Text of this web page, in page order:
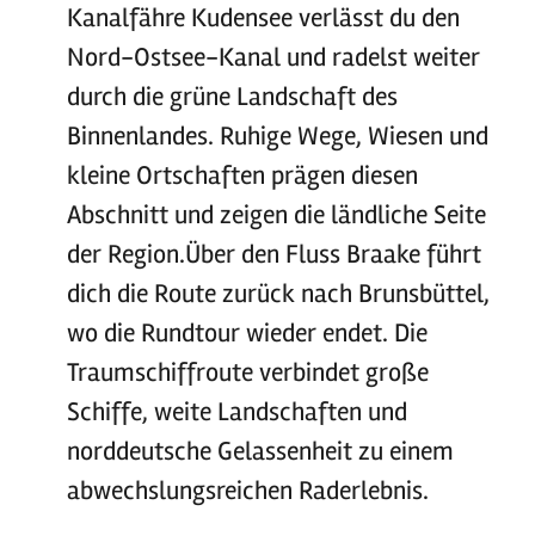
Kanalfähre Kudensee verlässt du den
Nord-Ostsee-Kanal und radelst weiter
durch die grüne Landschaft des
Binnenlandes. Ruhige Wege, Wiesen und
kleine Ortschaften prägen diesen
Abschnitt und zeigen die ländliche Seite
der Region.Über den Fluss Braake führt
dich die Route zurück nach Brunsbüttel,
wo die Rundtour wieder endet. Die
Traumschiffroute verbindet große
Schiffe, weite Landschaften und
norddeutsche Gelassenheit zu einem
abwechslungsreichen Raderlebnis.